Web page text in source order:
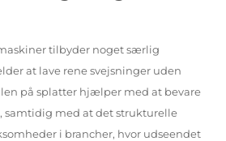
tilbyder noget særlig
at lave rene svejsninger uden
på splatter hjælper med at bevare
samtidig med at det strukturelle
i brancher, hvor udseendet